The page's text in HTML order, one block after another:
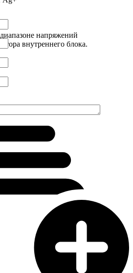
напряжений
внутреннего блока.